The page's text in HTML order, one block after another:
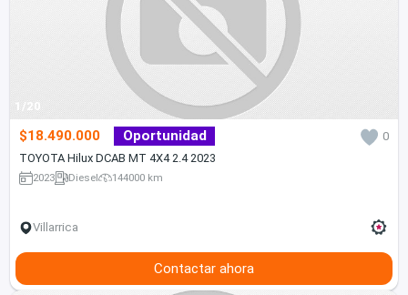
1/20
$18.490.000 Oportunidad
0
TOYOTA Hilux DCAB MT 4X4 2.4 2023
2023 Diesel 144000 km
Villarrica
Contactar ahora